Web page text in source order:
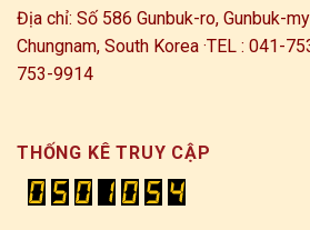
Địa chỉ: Số 586 Gunbuk-ro, Gunbuk-
Chungnam, South Korea ·TEL : 041-
753-9914
THỐNG KÊ TRUY CẬP